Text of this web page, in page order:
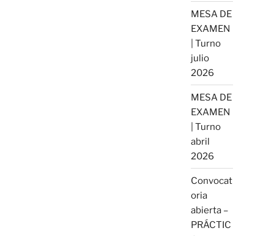
MESA DE
EXAMEN
| Turno
julio
2026
MESA DE
EXAMEN
| Turno
abril
2026
Convocat
oria
abierta –
PRÁCTIC